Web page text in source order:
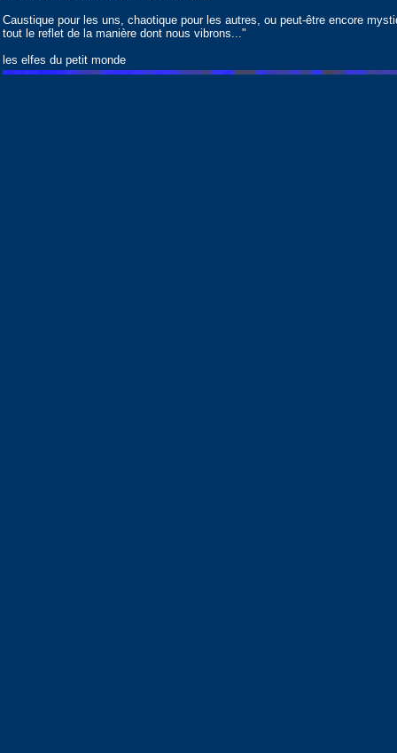
Caustique pour les uns, chaotique pour les autres, ou peut-être encore
tout le reflet de la manière dont nous vibrons..."
les elfes du petit monde